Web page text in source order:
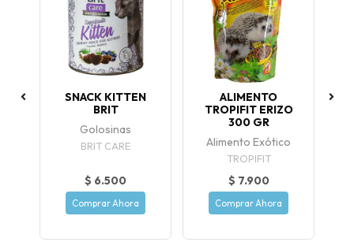
SNACK KITTEN
BRIT
Golosinas
BRIT CARE
$ 6.500
Comprar Ahora
ALIMENTO
TROPIFIT ERIZO
300 GR
Alimento Exótico
TROPIFIT
$ 7.900
Comprar Ahora